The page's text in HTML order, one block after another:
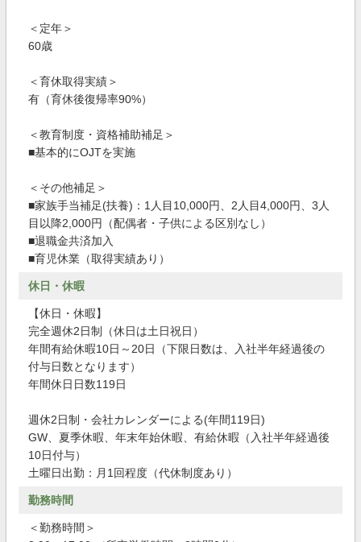
＜定年＞
60歳
＜育休取得実績＞
有（育休後復帰率90%）
＜教育制度・資格補助補足＞
■基本的にOJTを実施
＜その他補足＞
■家族手当補足(扶養)：1人目10,000円、2人目4,000円、3人
目以降2,000円（配偶者・子供による区別なし）
■退職金共済加入
■育児休業（取得実績あり）
休日・休暇
【休日・休暇】
完全週休2日制（休日は土日祝日）
年間有給休暇10日～20日（下限日数は、入社半年経過後の
付与日数となります）
年間休日日数119日
週休2日制・会社カレンダーによる(年間119日)
GW、夏季休暇、年末年始休暇、有給休暇（入社半年経過後
10日付与）
土曜日出勤：月1回程度（代休制度あり）
勤務時間
＜勤務時間＞